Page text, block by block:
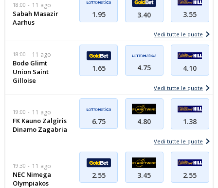
18:00 11 ago
Sabah Masazir
Aarhus
1.95 3.40 3.55
Vedi tutte le quote
18:00 11 ago
Bodø Glimt
Union Saint
Gilloise
1.65 4.75 4.10
Vedi tutte le quote
19:00 11 ago
FK Kauno Zalgiris
Dinamo Zagabria
6.75 4.80 1.38
Vedi tutte le quote
19:30 11 ago
NEC Nimega
Olympiakos
2.55 3.45 2.55